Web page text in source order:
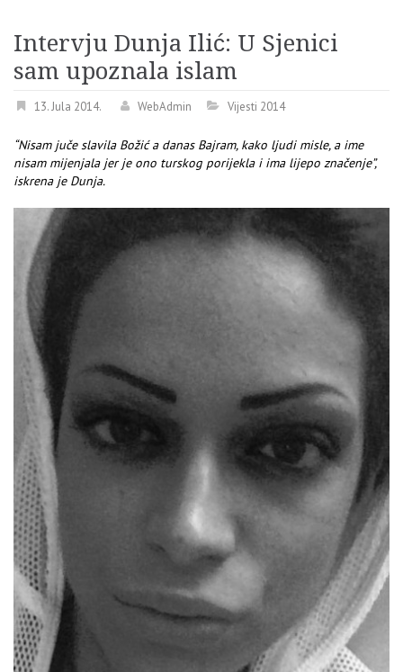
Intervju Dunja Ilić: U Sjenici
sam upoznala islam
13. Jula 2014. WebAdmin Vijesti 2014
“Nisam juče slavila Božić a danas Bajram, kako ljudi misle, a ime
nisam mijenjala jer je ono turskog porijekla i ima lijepo značenje”,
iskrena je Dunja.